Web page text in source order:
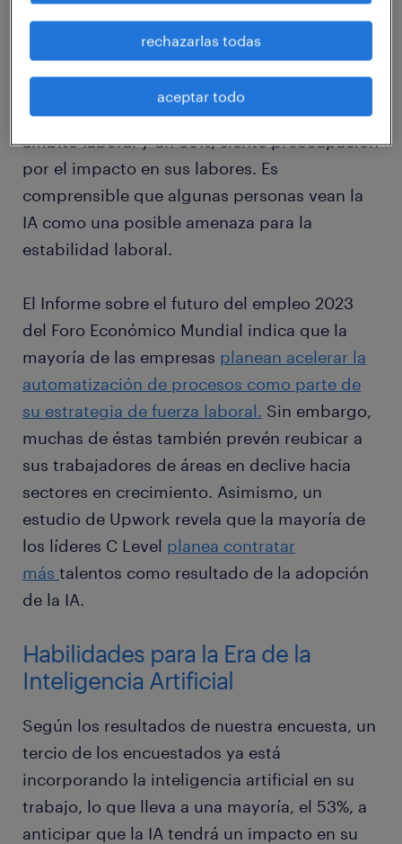
Futuro Laboral: IA,
Automatización y Empleo
Según el estudio, un 47% muestra
entusiasmo ante la perspectiva de la IA en el
ámbito laboral y un 39%, siente preocupación
por el impacto en sus labores. Es
comprensible que algunas personas vean la
IA como una posible amenaza para la
estabilidad laboral.
El Informe sobre el futuro del empleo 2023
del Foro Económico Mundial indica que la
mayoría de las empresas planean acelerar la
automatización de procesos como parte de
su estrategia de fuerza laboral. Sin embargo,
muchas de éstas también prevén reubicar a
sus trabajadores de áreas en declive hacia
sectores en crecimiento. Asimismo, un
estudio de Upwork revela que la mayoría de
los líderes C Level planea contratar
más talentos como resultado de la adopción
de la IA.
Habilidades para la Era de la
Inteligencia Artificial
Según los resultados de nuestra encuesta, un
tercio de los encuestados ya está
incorporando la inteligencia artificial en su
trabajo, lo que lleva a una mayoría, el 53%, a
anticipar que la IA tendrá un impacto en su
rechazarlas todas
aceptar todo